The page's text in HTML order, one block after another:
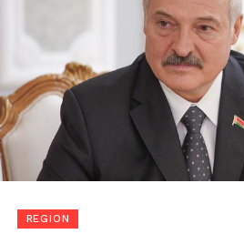
REGION